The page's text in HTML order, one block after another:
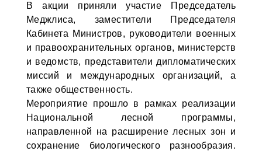
В акции приняли участие Председатель
Меджлиса, заместители Председателя
Кабинета Министров, руководители военных
и правоохранительных органов, министерств
и ведомств, представители дипломатических
миссий и международных организаций, а
также общественность.
Мероприятие прошло в рамках реализации
Национальной лесной программы,
направленной на расширение лесных зон и
сохранение биологического разнообразия.